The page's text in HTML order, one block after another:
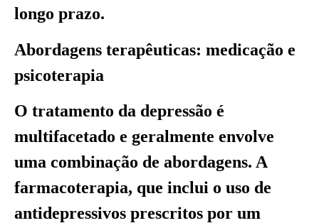
longo prazo.
Abordagens terapêuticas: medicação e
psicoterapia
O tratamento da depressão é
multifacetado e geralmente envolve
uma combinação de abordagens. A
farmacoterapia, que inclui o uso de
antidepressivos prescritos por um